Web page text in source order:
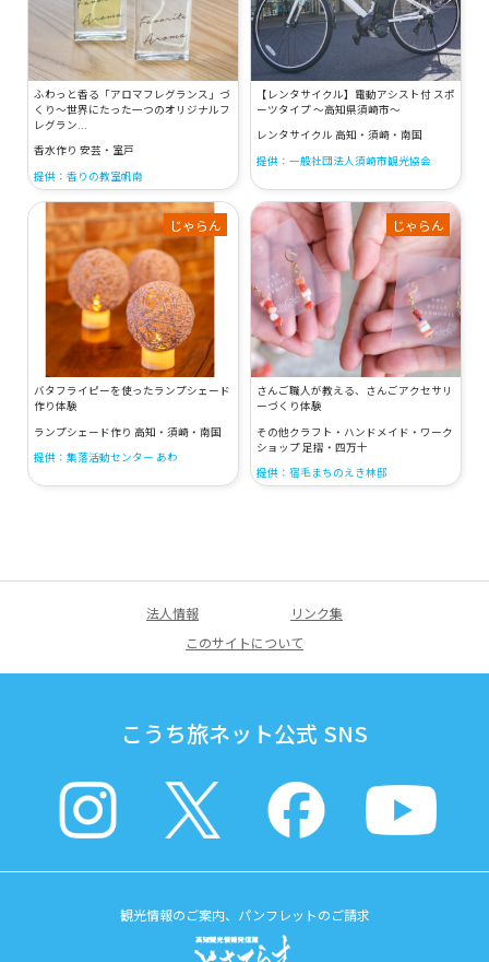
ふわっと香る「アロマフレグランス」づ
くり～世界にたった一つのオリジナルフ
レグラン...
香水作り 安芸・室戸
提供：香りの教室帆南
【レンタサイクル】電動アシスト付 スポ
ーツタイプ ～高知県須崎市～
レンタサイクル 高知・須崎・南国
提供：一般社団法人須崎市観光協会
バタフライピーを使ったランプシェード
作り体験
ランプシェード作り 高知・須崎・南国
提供：集落活動センター あわ
じゃらん
さんご職人が教える、さんごアクセサリ
ーづくり体験
その他クラフト・ハンドメイド・ワーク
ショップ 足摺・四万十
提供：宿毛まちのえき林邸
じゃらん
法人情報
リンク集
このサイトについて
こうち旅ネット公式 SNS
観光情報のご案内、パンフレットのご請求